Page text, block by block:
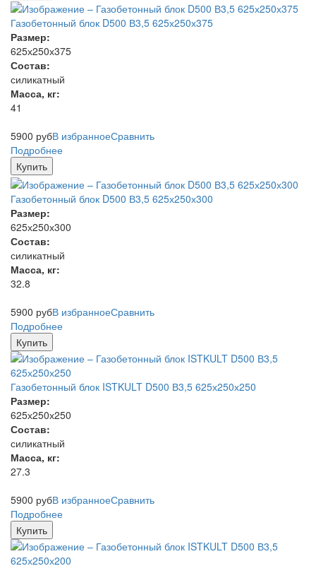
Газобетонный блок D500 В3,5 625х250х375
Размер:
625х250х375
Состав:
силикатный
Масса, кг:
41
5900 рубВ избранноеСравнить
Подробнее
Купить
Газобетонный блок D500 В3,5 625х250х300
Размер:
625х250х300
Состав:
силикатный
Масса, кг:
32.8
5900 рубВ избранноеСравнить
Подробнее
Купить
Газобетонный блок ISTKULT D500 В3,5 625х250х250
Размер:
625х250х250
Состав:
силикатный
Масса, кг:
27.3
5900 рубВ избранноеСравнить
Подробнее
Купить